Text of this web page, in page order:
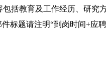
括教育及工作经历、研究
件标题请注明“到岗时间+应